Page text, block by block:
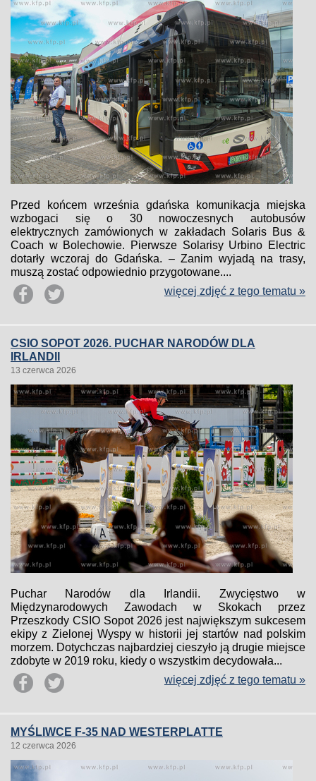
Przed końcem września gdańska komunikacja miejska
wzbogaci się o 30 nowoczesnych autobusów
elektrycznych zamówionych w zakładach Solaris Bus &
Coach w Bolechowie. Pierwsze Solarisy Urbino Electric
dotarły wczoraj do Gdańska. – Zanim wyjadą na trasy,
muszą zostać odpowiednio przygotowane....
więcej zdjęć z tego tematu »
CSIO SOPOT 2026. PUCHAR NARODÓW DLA
IRLANDII
13 czerwca 2026
Puchar Narodów dla Irlandii. Zwycięstwo w
Międzynarodowych Zawodach w Skokach przez
Przeszkody CSIO Sopot 2026 jest największym sukcesem
ekipy z Zielonej Wyspy w historii jej startów nad polskim
morzem. Dotychczas najbardziej cieszyło ją drugie miejsce
zdobyte w 2019 roku, kiedy o wszystkim decydowała...
więcej zdjęć z tego tematu »
MYŚLIWCE F-35 NAD WESTERPLATTE
12 czerwca 2026